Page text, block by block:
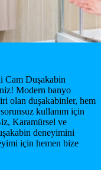
Cam Duşakabin
Modern banyo
olan duşakabinler, hem
kullanım için
Karamürsel ve
deneyimini
için hemen bize